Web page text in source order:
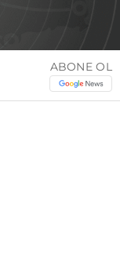
ABONE OL